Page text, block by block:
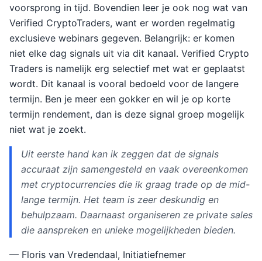
voorsprong in tijd. Bovendien leer je ook nog wat van
Verified CryptoTraders, want er worden regelmatig
exclusieve webinars gegeven. Belangrijk: er komen
niet elke dag signals uit via dit kanaal. Verified Crypto
Traders is namelijk erg selectief met wat er geplaatst
wordt. Dit kanaal is vooral bedoeld voor de langere
termijn. Ben je meer een gokker en wil je op korte
termijn rendement, dan is deze signal groep mogelijk
niet wat je zoekt.
Uit eerste hand kan ik zeggen dat de signals
accuraat zijn samengesteld en vaak overeenkomen
met cryptocurrencies die ik graag trade op de mid-
lange termijn. Het team is zeer deskundig en
behulpzaam. Daarnaast organiseren ze private sales
die aanspreken en unieke mogelijkheden bieden.
— Floris van Vredendaal, Initiatiefnemer